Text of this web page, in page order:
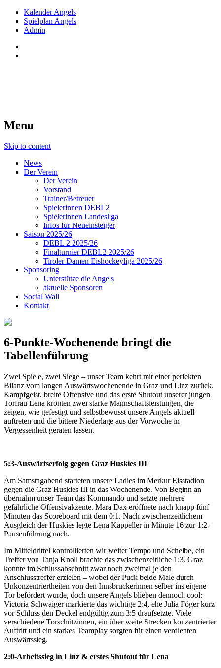
Kalender Angels
Spielplan Angels
Admin
Menu
Skip to content
News
Der Verein
Der Verein
Vorstand
Trainer/Betreuer
Spielerinnen DEBL2
Spielerinnen Landesliga
Infos für Neueinsteiger
Saison 2025/26
DEBL 2 2025/26
Finalturnier DEBL2 2025/26
Tiroler Damen Eishockeyliga 2025/26
Sponsoring
Unterstütze die Angels
aktuelle Sponsoren
Social Wall
Kontakt
6-Punkte-Wochenende bringt die
Tabellenführung
Zwei Spiele, zwei Siege – unser Team kehrt mit einer perfekten
Bilanz vom langen Auswärtswochenende in Graz und Linz zurück.
Kampfgeist, breite Offensive und das erste Shutout unserer jungen
Torfrau Lena krönten zwei starke Mannschaftsleistungen, die
zeigen, wie gefestigt und selbstbewusst unsere Angels aktuell
auftreten und die bittere Niederlage aus der Vorwoche in
Vergessenheit geraten lassen.
5:3-Auswärtserfolg gegen Graz Huskies III
Am Samstagabend starteten unsere Ladies im Merkur Eisstadion
gegen die Graz Huskies III in das Wochenende. Von Beginn an
übernahm unser Team das Kommando und setzte mehrere
gefährliche Offensivakzente. Mara Dax eröffnete nach knapp fünf
Minuten das Scoreboard mit dem 0:1. Nach zwischenzeitlichem
Ausgleich der Huskies legte Lena Kappeller in Minute 16 zur 1:2-
Pausenführung nach.
Im Mitteldrittel kontrollierten wir weiter Tempo und Scheibe, ein
Treffer von Tanja Knoll brachte das zwischenzeitliche 1:3. Graz
konnte im Schlussabschnitt zwar noch zweimal je den
Anschlusstreffer erzielen – wobei der Puck beide Male durch
Unkonzentriertheiten von den Innsbruckerinnen selber ins eigene
Tor befördert wurde, doch unsere Angels blieben dennoch cool:
Victoria Schwaiger markierte das wichtige 2:4, ehe Julia Föger kurz
vor Schluss den Deckel endgültig zum 3:5 draufsetzte. Viele
verschiedene Torschützinnen, ein über weite Strecken konzentrierter
Auftritt und ein starkes Teamplay sorgten für einen verdienten
Auswärtssieg.
2:0-Arbeitssieg in Linz & erstes Shutout für Lena